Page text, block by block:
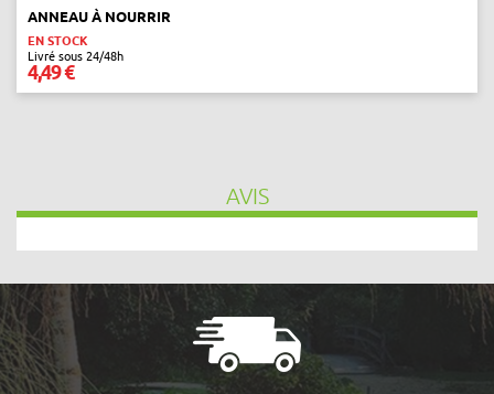
ANNEAU À NOURRIR
EN STOCK
Livré sous 24/48h
4,49 €
AVIS